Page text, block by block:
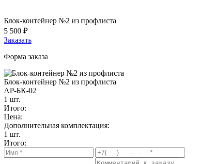
Блок-контейнер №2 из профлиста
5 500 ₽
Заказать
Форма заказа
Блок-контейнер №2 из профлиста
АР-БК-02
1 шт.
Итого:
Цена:
Дополнительная комплектация:
1 шт.
Итого: